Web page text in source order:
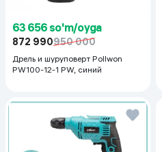
63 656 so'm/oyga
872 990950 000
Дрель и шуруповерт Pollwon
PW100-12-1 PW, синий